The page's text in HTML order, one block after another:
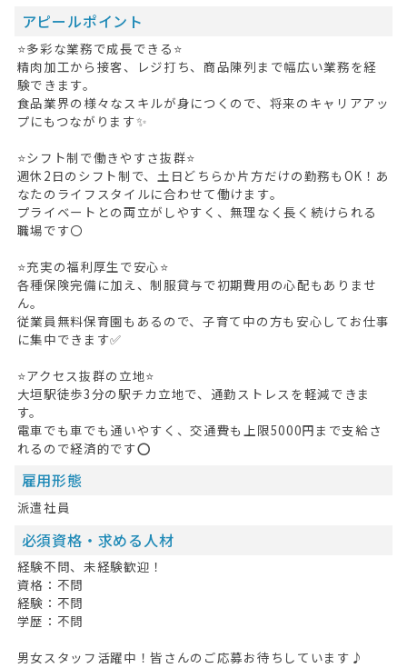
無料会員登録
ログイン
最近見た求人
お問い合わせ
アピールポイント
⭐多彩な業務で成長できる⭐
精肉加工から接客、レジ打ち、商品陳列まで幅広い業務を経
験できます。
食品業界の様々なスキルが身につくので、将来のキャリアアッ
プにもつながります✨
⭐シフト制で働きやすさ抜群⭐
週休2日のシフト制で、土日どちらか片方だけの勤務もOK！あ
なたのライフスタイルに合わせて働けます。
プライベートとの両立がしやすく、無理なく長く続けられる
職場です〇
⭐充実の福利厚生で安心⭐
各種保険完備に加え、制服貸与で初期費用の心配もありませ
ん。
従業員無料保育園もあるので、子育て中の方も安心してお仕事
に集中できます✅
⭐アクセス抜群の立地⭐
大垣駅徒歩3分の駅チカ立地で、通勤ストレスを軽減できま
す。
電車でも車でも通いやすく、交通費も上限5000円まで支給さ
れるので経済的です⭕
雇用形態
派遣社員
必須資格・求める人材
経験不問、未経験歓迎！
資格：不問
経験：不問
学歴：不問
男女スタッフ活躍中！皆さんのご応募お待ちしています♪